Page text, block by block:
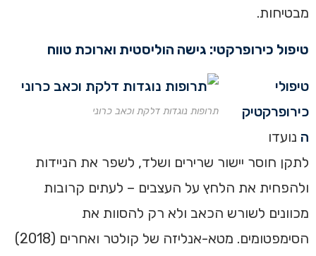
מבטיחות.
טיפול כירופרקטי: גישה הוליסטית וארוכת טווח
תרופות נוגדות דלקת וכאב כרוני
טיפולי
כירופרקטיק
ה נועדו
לתקן חוסר יישור שרירים ושלד, לשפר את הניידות
ולהפחית את הלחץ על העצבים – לעתים קרובות
מכוונים לשורש הכאב ולא רק להסוות את
הסימפטומים. מטא-אנליזה של קולטר ואחרים (2018)